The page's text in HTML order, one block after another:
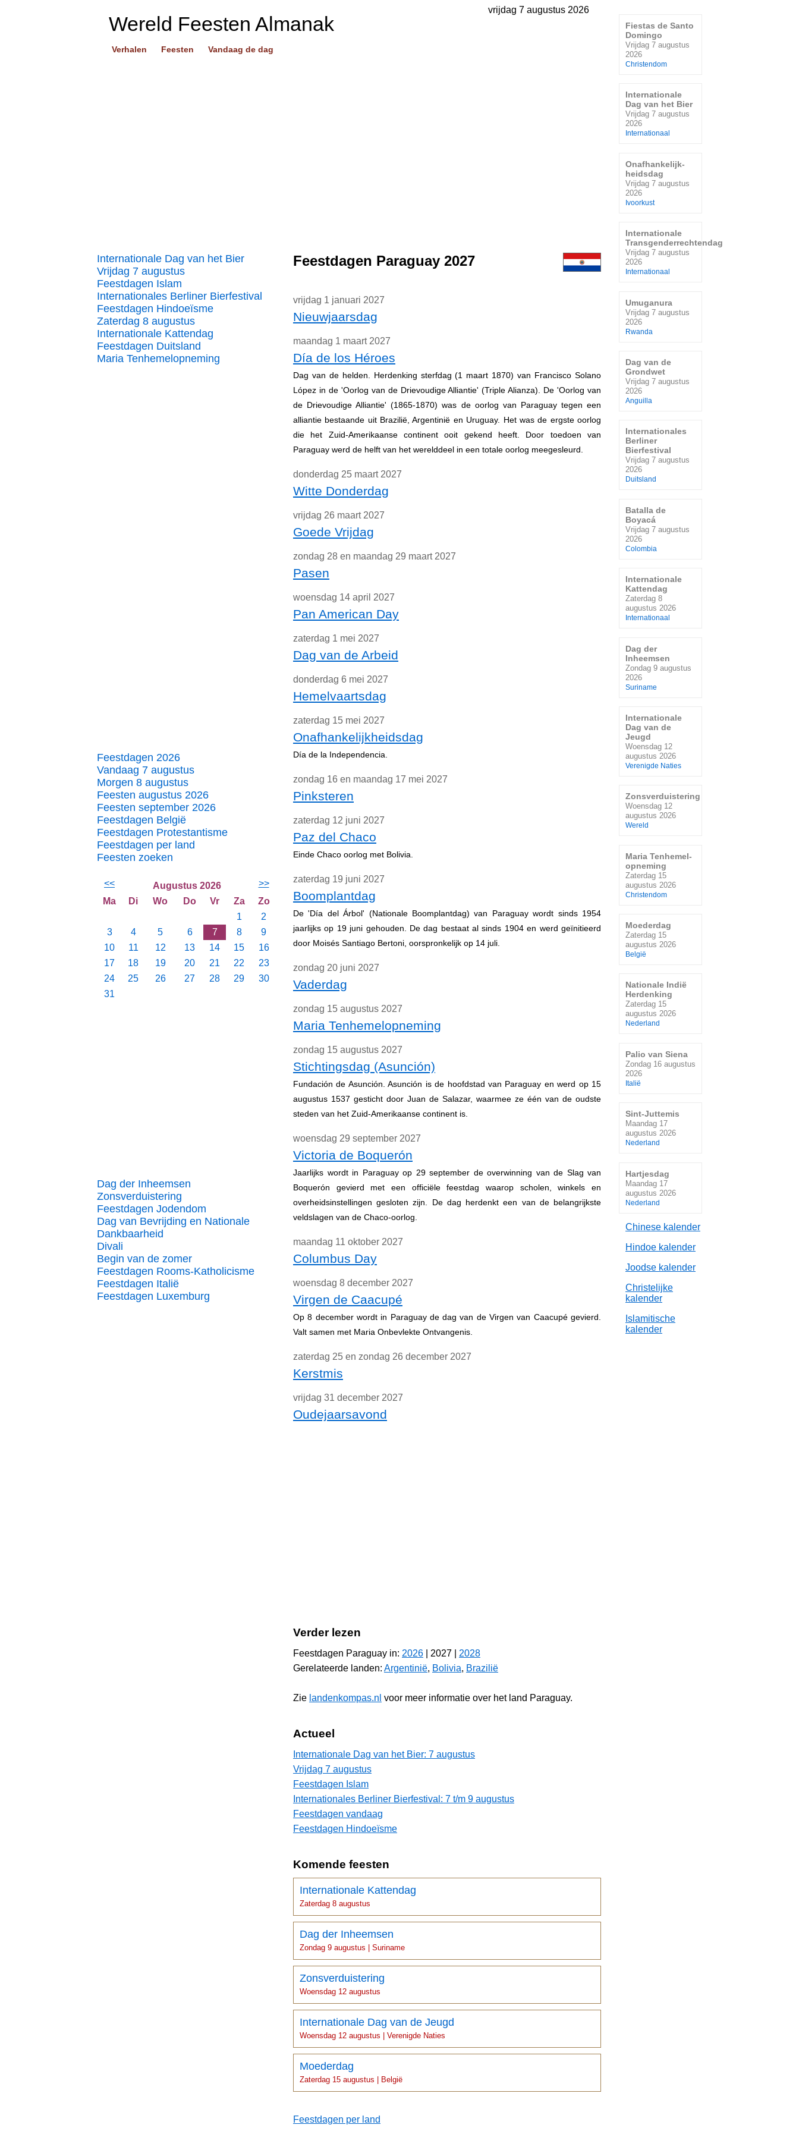
vrijdag 7 augustus 2026
Wereld Feesten Almanak
Verhalen Feesten Vandaag de dag
Internationale Dag van het Bier
Vrijdag 7 augustus
Feestdagen Islam
Internationales Berliner Bierfestival
Feestdagen Hindoeïsme
Zaterdag 8 augustus
Internationale Kattendag
Feestdagen Duitsland
Maria Tenhemelopneming
Feestdagen 2026
Vandaag 7 augustus
Morgen 8 augustus
Feesten augustus 2026
Feesten september 2026
Feestdagen België
Feestdagen Protestantisme
Feestdagen per land
Feesten zoeken
<< Augustus 2026
>>
Ma
Di Wo Do Vr Za
Zo
1
2
3
4 5 6 7 8
9
10
11 12 13 14 15
16
17
18 19 20 21 22
23
24
25 26 27 28 29
30
31
Dag der Inheemsen
Zonsverduistering
Feestdagen Jodendom
Dag van Bevrijding en Nationale
Dankbaarheid
Divali
Begin van de zomer
Feestdagen Rooms-Katholicisme
Feestdagen Italië
Feestdagen Luxemburg
Feestdagen Paraguay 2027
vrijdag 1 januari 2027
Nieuwjaarsdag
maandag 1 maart 2027
Día de los Héroes
Dag van de helden. Herdenking sterfdag (1 maart 1870) van Francisco Solano
López in de 'Oorlog van de Drievoudige Alliantie' (Triple Alianza). De 'Oorlog van
de Drievoudige Alliantie' (1865-1870) was de oorlog van Paraguay tegen een
alliantie bestaande uit Brazilië, Argentinië en Uruguay. Het was de ergste oorlog
die het Zuid-Amerikaanse continent ooit gekend heeft. Door toedoen van
Paraguay werd de helft van het werelddeel in een totale oorlog meegesleurd.
donderdag 25 maart 2027
Witte Donderdag
vrijdag 26 maart 2027
Goede Vrijdag
zondag 28 en maandag 29 maart 2027
Pasen
woensdag 14 april 2027
Pan American Day
zaterdag 1 mei 2027
Dag van de Arbeid
donderdag 6 mei 2027
Hemelvaartsdag
zaterdag 15 mei 2027
Onafhankelijkheidsdag
Día de la Independencia.
zondag 16 en maandag 17 mei 2027
Pinksteren
zaterdag 12 juni 2027
Paz del Chaco
Einde Chaco oorlog met Bolivia.
zaterdag 19 juni 2027
Boomplantdag
De 'Día del Árbol' (Nationale Boomplantdag) van Paraguay wordt sinds 1954
jaarlijks op 19 juni gehouden. De dag bestaat al sinds 1904 en werd geïnitieerd
door Moisés Santiago Bertoni, oorspronkelijk op 14 juli.
zondag 20 juni 2027
Vaderdag
zondag 15 augustus 2027
Maria Tenhemelopneming
zondag 15 augustus 2027
Stichtingsdag (Asunción)
Fundación de Asunción. Asunción is de hoofdstad van Paraguay en werd op 15
augustus 1537 gesticht door Juan de Salazar, waarmee ze één van de oudste
steden van het Zuid-Amerikaanse continent is.
woensdag 29 september 2027
Victoria de Boquerón
Jaarlijks wordt in Paraguay op 29 september de overwinning van de Slag van
Boquerón gevierd met een officiële feestdag waarop scholen, winkels en
overheidsinstellingen gesloten zijn. De dag herdenkt een van de belangrijkste
veldslagen van de Chaco-oorlog.
maandag 11 oktober 2027
Columbus Day
woensdag 8 december 2027
Virgen de Caacupé
Op 8 december wordt in Paraguay de dag van de Virgen van Caacupé gevierd.
Valt samen met Maria Onbevlekte Ontvangenis.
zaterdag 25 en zondag 26 december 2027
Kerstmis
vrijdag 31 december 2027
Oudejaarsavond
Verder lezen
Feestdagen Paraguay in: 2026 | 2027 | 2028
Gerelateerde landen: Argentinië, Bolivia, Brazilië
Zie landenkompas.nl voor meer informatie over het land Paraguay.
Actueel
Internationale Dag van het Bier: 7 augustus
Vrijdag 7 augustus
Feestdagen Islam
Internationales Berliner Bierfestival: 7 t/m 9 augustus
Feestdagen vandaag
Feestdagen Hindoeïsme
Komende feesten
Internationale Kattendag
Zaterdag 8 augustus
Dag der Inheemsen
Zondag 9 augustus | Suriname
Zonsverduistering
Woensdag 12 augustus
Internationale Dag van de Jeugd
Woensdag 12 augustus | Verenigde Naties
Moederdag
Zaterdag 15 augustus | België
Feestdagen per land
Fiestas de Santo
Domingo
Vrijdag 7 augustus
2026
Christendom
Internationale
Dag van het Bier
Vrijdag 7 augustus
2026
Internationaal
Onafhankelijk-
heidsdag
Vrijdag 7 augustus
2026
Ivoorkust
Internationale
Transgenderrechtendag
Vrijdag 7 augustus
2026
Internationaal
Umuganura
Vrijdag 7 augustus
2026
Rwanda
Dag van de
Grondwet
Vrijdag 7 augustus
2026
Anguilla
Internationales
Berliner
Bierfestival
Vrijdag 7 augustus
2026
Duitsland
Batalla de
Boyacá
Vrijdag 7 augustus
2026
Colombia
Internationale
Kattendag
Zaterdag 8
augustus 2026
Internationaal
Dag der
Inheemsen
Zondag 9 augustus
2026
Suriname
Internationale
Dag van de
Jeugd
Woensdag 12
augustus 2026
Verenigde Naties
Zonsverduistering
Woensdag 12
augustus 2026
Wereld
Maria Tenhemel-
opneming
Zaterdag 15
augustus 2026
Christendom
Moederdag
Zaterdag 15
augustus 2026
België
Nationale Indië
Herdenking
Zaterdag 15
augustus 2026
Nederland
Palio van Siena
Zondag 16 augustus
2026
Italië
Sint-Juttemis
Maandag 17
augustus 2026
Nederland
Hartjesdag
Maandag 17
augustus 2026
Nederland
Chinese kalender
Hindoe kalender
Joodse kalender
Christelijke
kalender
Islamitische
kalender